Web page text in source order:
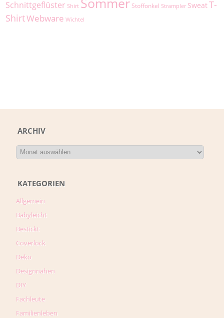
Schnittgeflüster Shirt Stoffonkel Strampler SweatT-
ShirtWebware Wichtel
ARCHIV
KATEGORIEN
Allgemein
Babyleicht
Bestickt
Coverlock
Deko
Designnähen
DIY
Fachleute
Familienleben